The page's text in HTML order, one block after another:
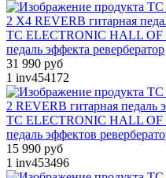
TC ELECTRONIC HALL OF
педаль эффекта ревербератор
31 990 руб
1 inv454172
TC ELECTRONIC HALL OF
педаль эффектов
15 990 руб
1 inv453496